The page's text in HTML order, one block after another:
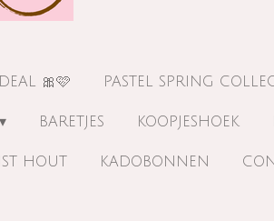
🎀🩷 PASTEL SPRING
BARETJES KOOPJESHOEK
HOUT KADOBONNEN